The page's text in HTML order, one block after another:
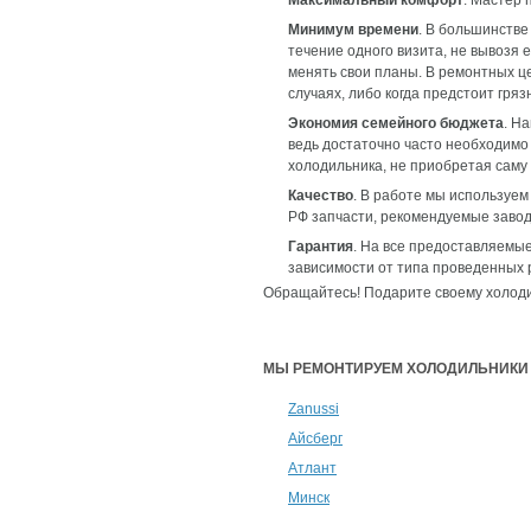
Минимум времени. В
течение одного визита, не вывозя
менять свои планы. В ремонтных
случаях, либо когда предстоит
Экономия семейного бюджета.
ведь достаточно часто
холодильника, не приобретая
Качество. В работе мы
РФ запчасти, рекомендуемые
Гарантия. На все
зависимости от типа проведенных
Обращайтесь! Подарите своему
МЫ РЕМОНТИРУЕМ
Zanussi
Айсберг
Атлант
Минск